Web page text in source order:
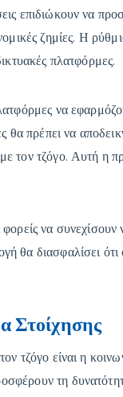
επιδιώκουν να
ζημίες. Η
πλατφόρμες.
να
θα πρέπει να
τον τζόγο. Αυτή η
να
θα διασφαλίσει
Στοίχησης
τζόγο είναι η
τη